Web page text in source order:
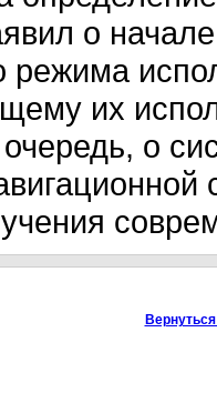
о
режима
их
о